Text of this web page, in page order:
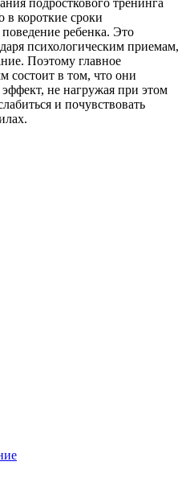
подросткового тренинга
короткие сроки
ребенка. Это
психологическим приемам,
Поэтому главное
состоит в том, что они
не нагружая при этом
и почувствовать